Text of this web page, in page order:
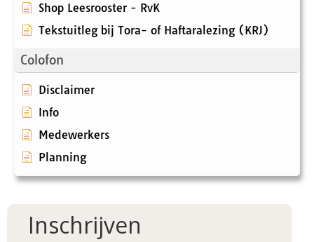
Shop Leesrooster - RvK
Tekstuitleg bij Tora- of Haftaralezing (KRJ)
Colofon
Disclaimer
Info
Medewerkers
Planning
Inschrijven